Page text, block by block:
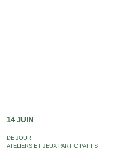
14 JUIN
DE JOUR
ATELIERS ET JEUX PARTICIPATIFS